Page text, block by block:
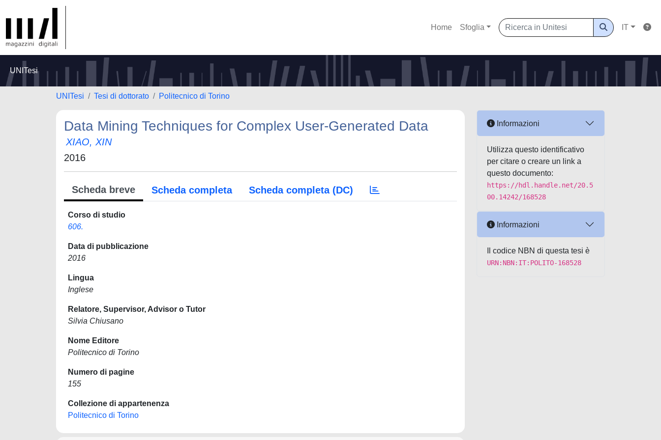
Home Sfoglia IT
UNITesi
UNITesi Tesi di dottorato Politecnico di Torino
Data Mining Techniques for Complex User-Generated Data
XIAO, XIN
2016
Scheda breve Scheda completa Scheda completa (DC)
Corso di studio
606.
Data di pubblicazione
2016
Lingua
Inglese
Relatore, Supervisor, Advisor o Tutor
Silvia Chiusano
Nome Editore
Politecnico di Torino
Numero di pagine
155
Collezione di appartenenza
Politecnico di Torino
Informazioni
Utilizza questo identificativo
per citare o creare un link a
questo documento:
https://hdl.handle.net/20.5
00.14242/168528
Informazioni
Il codice NBN di questa tesi è
URN:NBN:IT:POLITO-168528